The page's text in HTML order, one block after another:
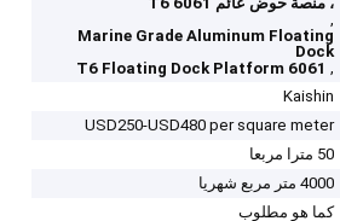
,
Marine Grade Aluminum Floating
Dock
,
6061 T6 Floating Dock Platform
Kaishin
USD250-USD480 per square meter
50 مترا مربعا
4000 متر مربع شهريا
كما هو مطلوب